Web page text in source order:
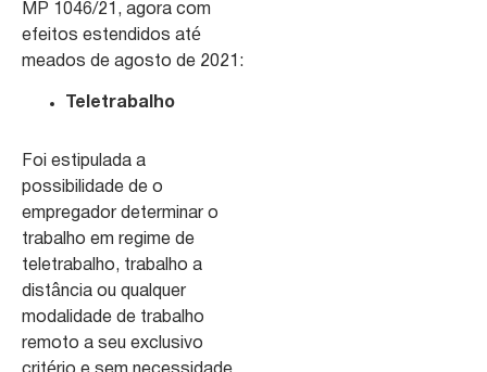
MP 1046/21, agora com
efeitos estendidos até
meados de agosto de 2021:
Teletrabalho
Foi estipulada a
possibilidade de o
empregador determinar o
trabalho em regime de
teletrabalho, trabalho a
distância ou qualquer
modalidade de trabalho
remoto a seu exclusivo